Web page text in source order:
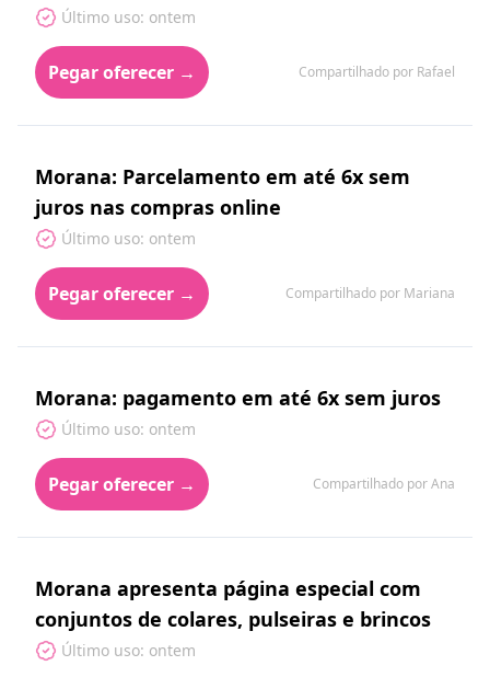
Último uso: ontem
Pegar oferecer → Compartilhado por Rafael
Morana: Parcelamento em até 6x sem
juros nas compras online
Último uso: ontem
Pegar oferecer → Compartilhado por Mariana
Morana: pagamento em até 6x sem juros
Último uso: ontem
Pegar oferecer → Compartilhado por Ana
Morana apresenta página especial com
conjuntos de colares, pulseiras e brincos
Último uso: ontem